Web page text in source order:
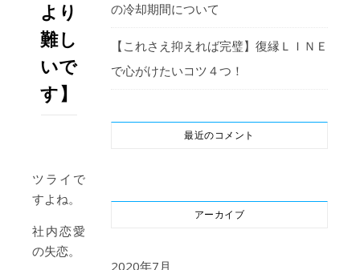
より
難し
いで
す】
ツライで
すよね。
社内恋愛
の失恋。
の冷却期間について
【これさえ抑えれば完璧】復縁ＬＩＮＥ
で心がけたいコツ４つ！
最近のコメント
アーカイブ
2020年7月